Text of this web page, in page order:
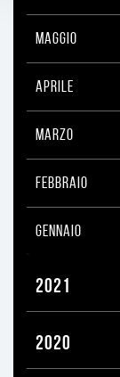
MAGGIO
APRILE
MARZO
FEBBRAIO
GENNAIO
2021
2020